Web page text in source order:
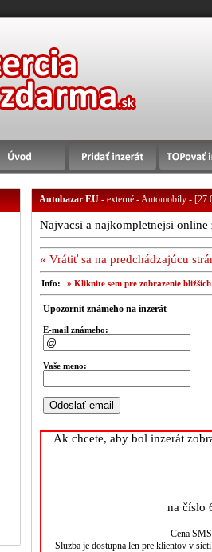
Autobazar EU- externé - Automobily -
Najvacsi a najkompletnejsi
« Vrátiť sa na predchádzajúcu
Info: » Kliknite sem pre zobrazenie
Upozornit známeho na inzerát
E-mail známeho:
Vaše meno:
Ak chcete, aby bol inzerát
na číslo
Cena
Sluzba je dostupna len pre klientov v